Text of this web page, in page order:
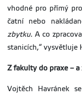
vhodné pro přímý
čatní nebo
zbytku. A co
stanicích,“ vysvětluje
Z fakulty do praxe – a
Vojtěch Havránek